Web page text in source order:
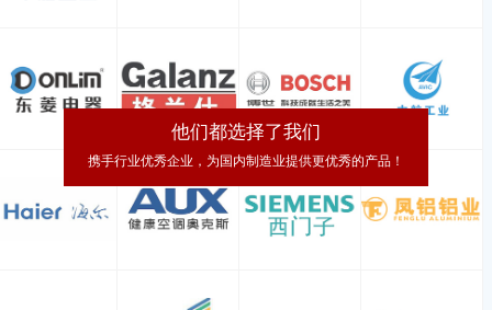
他们都选择了我们
携手行业优秀企业，为国内制造业提供更优秀的产品！